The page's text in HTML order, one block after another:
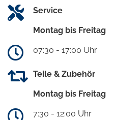
Service
Montag bis Freitag
07:30 - 17:00 Uhr
Teile & Zubehör
Montag bis Freitag
7:30 - 12:00 Uhr